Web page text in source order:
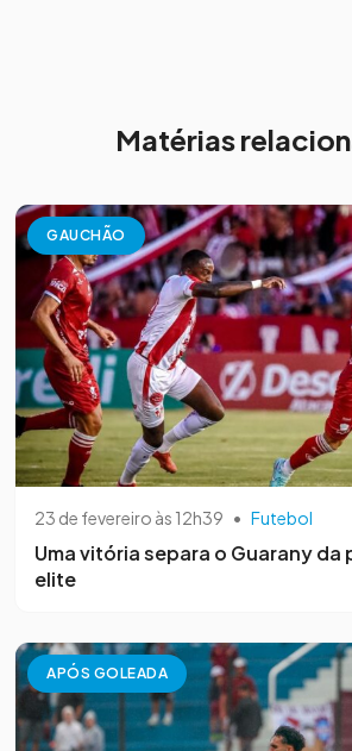
Matérias
GAUCHÃO
23 de fevereiro às 12h39 • Futebol
Uma vitória separa o Guarany da
elite
APÓS GOLEADA